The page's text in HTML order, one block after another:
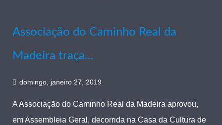
Associação do Caminho Real da
Madeira traça...
domingo, janeiro 27, 2019
A Associação do Caminho Real da Madeira aprovou,
em Assembleia Geral, decorrida na Casa da Cultura de